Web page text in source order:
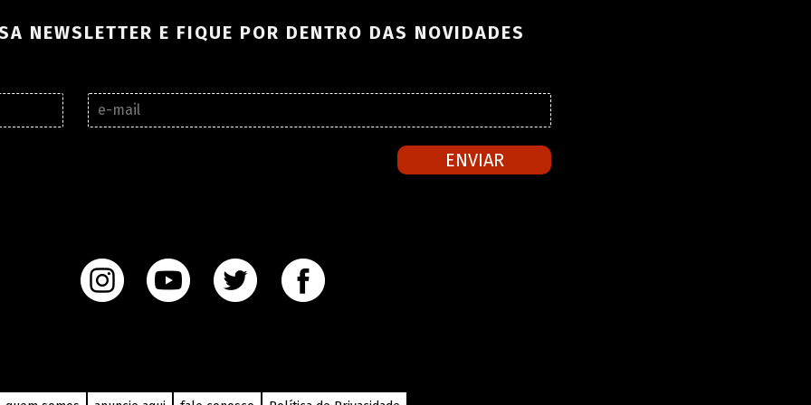
NEWSLETTER E FIQUE POR DENTRO DAS NOVIDADES
E
-
ENVIAR